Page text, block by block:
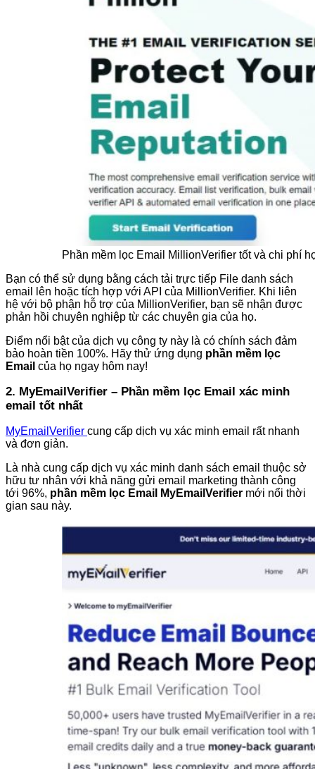
Phần mềm lọc Email MillionVerifier tốt và chi phí
Bạn có thể sử dụng bằng cách tải trực tiếp File danh sách
email lên hoặc tích hợp với API của MillionVerifier. Khi liên
hệ với bộ phận hỗ trợ của MillionVerifier, bạn sẽ nhận được
phản hồi chuyên nghiệp từ các chuyên gia của họ.
Điểm nổi bật của dịch vụ công ty này là có chính sách đảm
bảo hoàn tiền 100%. Hãy thử ứng dụng phần mềm lọc
Email của họ ngay hôm nay!
2. MyEmailVerifier – Phần mềm lọc Email xác minh
email tốt nhất
MyEmailVerifier cung cấp dịch vụ xác minh email rất nhanh
và đơn giản.
Là nhà cung cấp dịch vụ xác minh danh sách email thuộc sở
hữu tư nhân với khả năng gửi email marketing thành công
tới 96%, phần mềm lọc Email MyEmailVerifier mới nổi thời
gian sau này.